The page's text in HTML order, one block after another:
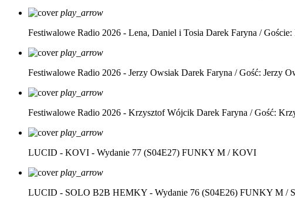
play_arrow
Festiwalowe Radio 2026 - Lena, Daniel i Tosia Darek Faryna /
play_arrow
Festiwalowe Radio 2026 - Jerzy Owsiak Darek Faryna / Gość: Jerzy
play_arrow
Festiwalowe Radio 2026 - Krzysztof Wójcik Darek Faryna / Gość:
play_arrow
LUCID - KOVI - Wydanie 77 (S04E27) FUNKY M / KOVI
play_arrow
LUCID - SOLO B2B HEMKY - Wydanie 76 (S04E26) FUNKY M /